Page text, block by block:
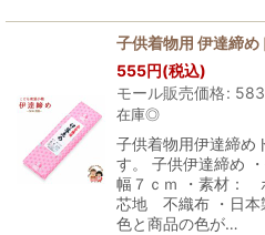
子供着物用 伊達締め
555円(税込)
モール販売価格: 583
在庫◎
子供着物用伊達締め
す。 子供伊達締め
幅７ｃｍ ・素材：
芯地 不織布 ・日本
色と商品の色が…